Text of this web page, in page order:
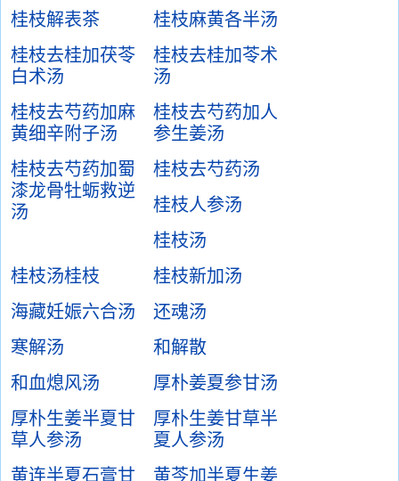
桂枝解表茶
桂枝麻黄各半汤
桂枝去桂加茯苓
白术汤
桂枝去桂加苓术
汤
桂枝去芍药加麻
黄细辛附子汤
桂枝去芍药加人
参生姜汤
桂枝去芍药加蜀
漆龙骨牡蛎救逆
汤
桂枝去芍药汤
桂枝人参汤
桂枝汤
桂枝汤桂枝
桂枝新加汤
海藏妊娠六合汤
还魂汤
寒解汤
和解散
和血熄风汤
厚朴姜夏参甘汤
厚朴生姜半夏甘
草人参汤
厚朴生姜甘草半
夏人参汤
黄连半夏石膏甘
黄芩加半夏生姜